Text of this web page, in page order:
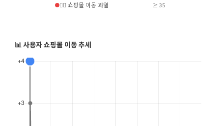
❤️‍🔥 쇼핑몰 이동 과열 ≥ 35
📊 사용자 쇼핑몰 이동 추세